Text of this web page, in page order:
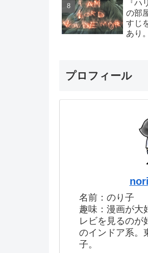
『ハ
の部
すじ
あり
プロフィール
名前：のり子
趣味：漫画が大
レビを見るのが
のインドア系。
子。